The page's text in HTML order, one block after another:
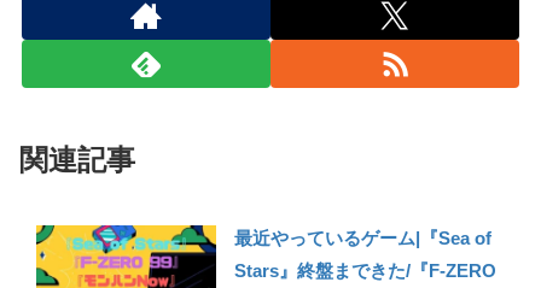
関連記事
最近やっているゲーム|『Sea of
Stars』終盤まできた/『F-ZERO